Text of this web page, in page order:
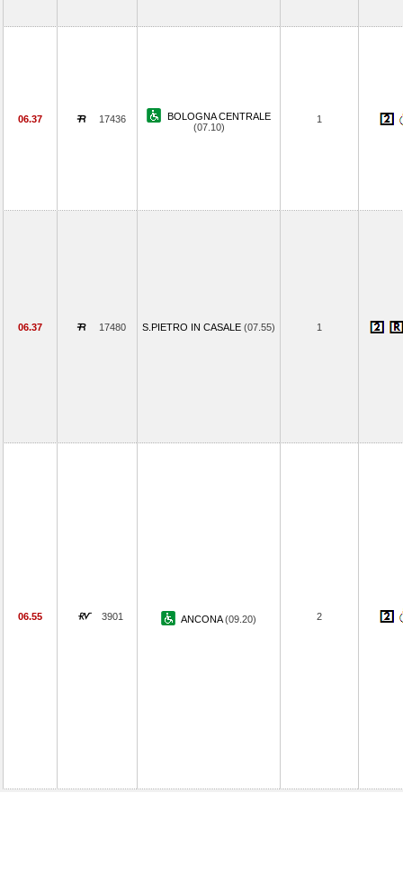
06.37 17436
BOLOGNA CENTRALE
(07.10)
1
06.37 17480 S.PIETRO IN CASALE (07.55) 1
06.55 3901 ANCONA(09.20) 2